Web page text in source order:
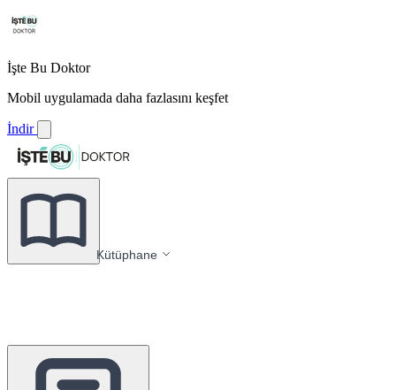
İşte Bu Doktor
Mobil uygulamada daha fazlasını keşfet
İndir
Kütüphane